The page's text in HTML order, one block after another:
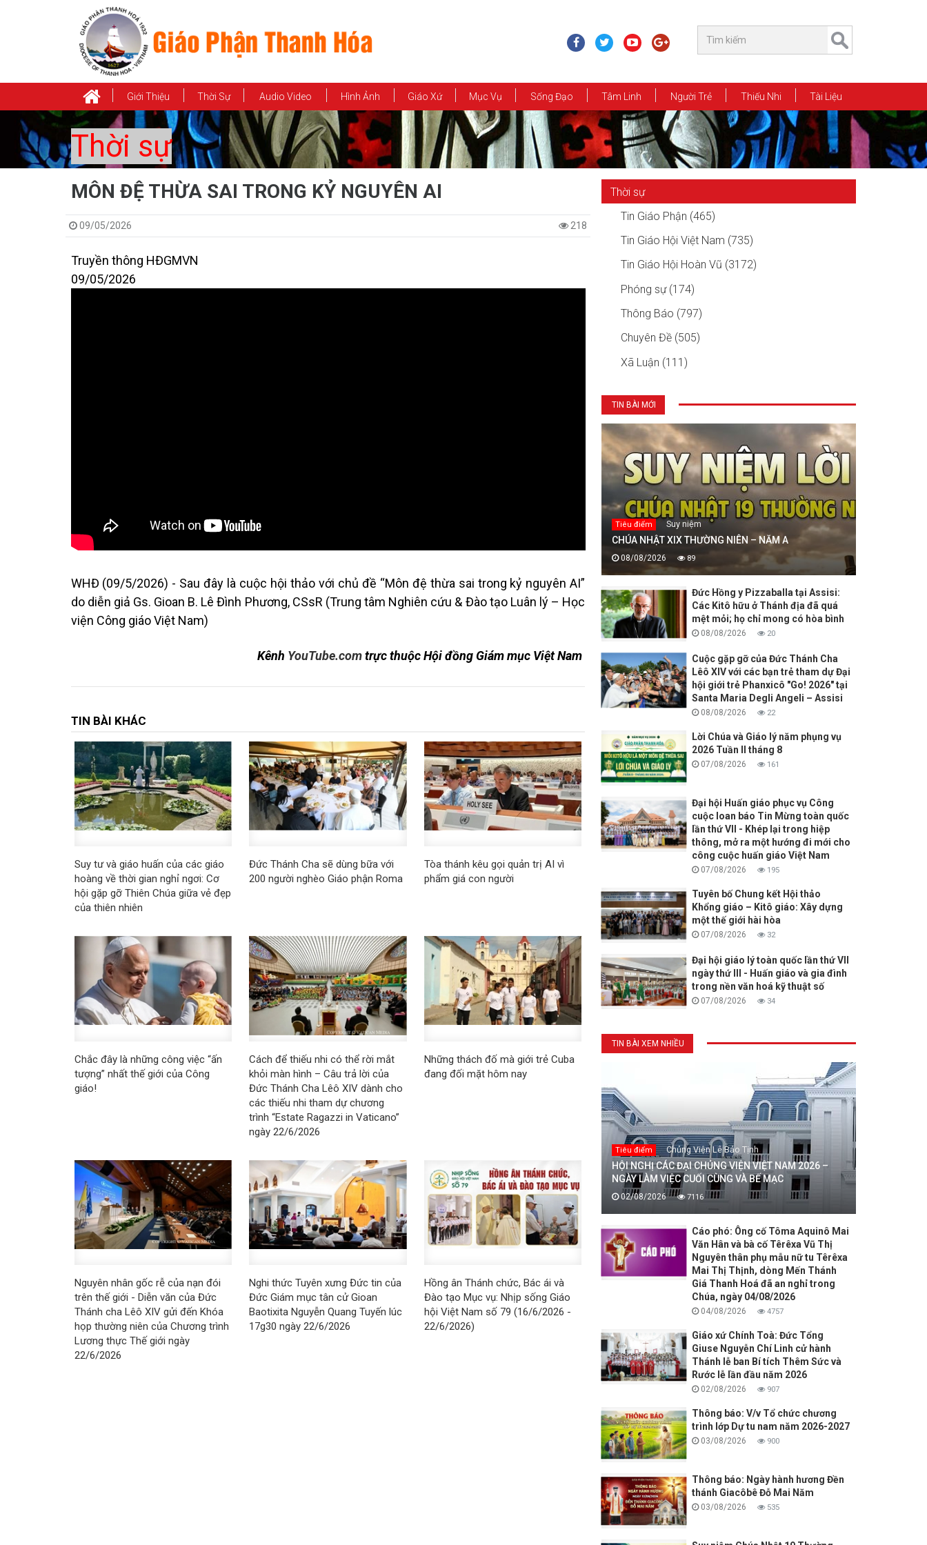
Giới Thiệu Thời Sự Audio Video Hình Ảnh Giáo Xứ Mục Vụ Sống Đạo Tâm Linh Người Trẻ Thiếu Nhi Tài Liệu
Thời sự
MÔN ĐỆ THỪA SAI TRONG KỶ NGUYÊN AI
09/05/2026 218
Truyền thông HĐGMVN
09/05/2026
WHĐ (09/5/2026) - Sau đây là cuộc hội thảo với chủ đề “Môn đệ thừa sai trong kỷ nguyên AI”
do diễn giả Gs. Gioan B. Lê Đình Phương, CSsR (Trung tâm Nghiên cứu & Đào tạo Luân lý – Học
viện Công giáo Việt Nam)
Kênh YouTube.comtrực thuộc Hội đồng Giám mục Việt Nam
TIN BÀI KHÁC
Suy tư và giáo huấn của các giáo
hoàng về thời gian nghỉ ngơi: Cơ
hội gặp gỡ Thiên Chúa giữa vẻ đẹp
của thiên nhiên
Đức Thánh Cha sẽ dùng bữa với
200 người nghèo Giáo phận Roma
Tòa thánh kêu gọi quản trị AI vì
phẩm giá con người
Chắc đây là những công việc “ấn
tượng” nhất thế giới của Công
giáo!
Cách để thiếu nhi có thể rời mắt
khỏi màn hình – Câu trả lời của
Đức Thánh Cha Lêô XIV dành cho
các thiếu nhi tham dự chương
trình “Estate Ragazzi in Vaticano”
ngày 22/6/2026
Những thách đố mà giới trẻ Cuba
đang đối mặt hôm nay
Nguyên nhân gốc rễ của nạn đói
trên thế giới - Diễn văn của Đức
Thánh cha Lêô XIV gửi đến Khóa
họp thường niên của Chương trình
Lương thực Thế giới ngày
22/6/2026
Nghi thức Tuyên xưng Đức tin của
Đức Giám mục tân cử Gioan
Baotixita Nguyễn Quang Tuyến lúc
17g30 ngày 22/6/2026
Hồng ân Thánh chức, Bác ái và
Đào tạo Mục vụ: Nhịp sống Giáo
hội Việt Nam số 79 (16/6/2026 -
22/6/2026)
Thời sự
Tin Giáo Phận (465)
Tin Giáo Hội Việt Nam (735)
Tin Giáo Hội Hoàn Vũ (3172)
Phóng sự (174)
Thông Báo (797)
Chuyên Đề (505)
Xã Luận (111)
TIN BÀI MỚI
Tiêu điểm Suy niệm
CHÚA NHẬT XIX THƯỜNG NIÊN – NĂM A
08/08/2026 89
Đức Hồng y Pizzaballa tại Assisi:
Các Kitô hữu ở Thánh địa đã quá
mệt mỏi; họ chỉ mong có hòa bình
08/08/2026 20
Cuộc gặp gỡ của Đức Thánh Cha
Lêô XIV với các bạn trẻ tham dự Đại
hội giới trẻ Phanxicô "Go! 2026" tại
Santa Maria Degli Angeli – Assisi
08/08/2026 22
Lời Chúa và Giáo lý năm phụng vụ
2026 Tuần II tháng 8
07/08/2026 161
Đại hội Huấn giáo phục vụ Công
cuộc loan báo Tin Mừng toàn quốc
lần thứ VII - Khép lại trong hiệp
thông, mở ra một hướng đi mới cho
công cuộc huấn giáo Việt Nam
07/08/2026 195
Tuyên bố Chung kết Hội thảo
Khổng giáo – Kitô giáo: Xây dựng
một thế giới hài hòa
07/08/2026 32
Đại hội giáo lý toàn quốc lần thứ VII
ngày thứ III - Huấn giáo và gia đình
trong nền văn hoá kỹ thuật số
07/08/2026 34
TIN BÀI XEM NHIỀU
Tiêu điểm Chủng Viện Lê Bảo Tịnh
HỘI NGHỊ CÁC ĐẠI CHỦNG VIỆN VIỆT NAM 2026 –
NGÀY LÀM VIỆC CUỐI CÙNG VÀ BẾ MẠC
02/08/2026 7116
Cáo phó: Ông cố Tôma Aquinô Mai
Văn Hân và bà cố Têrêxa Vũ Thị
Nguyên thân phụ mẫu nữ tu Têrêxa
Mai Thị Thịnh, dòng Mến Thánh
Giá Thanh Hoá đã an nghỉ trong
Chúa, ngày 04/08/2026
04/08/2026 4757
Giáo xứ Chính Toà: Đức Tổng
Giuse Nguyễn Chí Linh cử hành
Thánh lễ ban Bí tích Thêm Sức và
Rước lễ lần đầu năm 2026
02/08/2026 907
Thông báo: V/v Tổ chức chương
trình lớp Dự tu nam năm 2026-2027
03/08/2026 900
Thông báo: Ngày hành hương Đền
thánh Giacôbê Đỗ Mai Năm
03/08/2026 535